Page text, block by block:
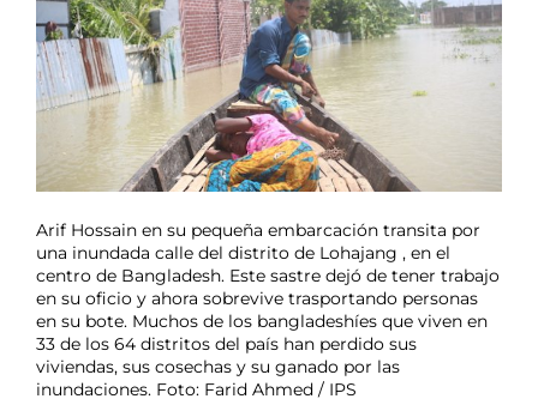
Arif Hossain en su pequeña embarcación transita por
una inundada calle del distrito de Lohajang , en el
centro de Bangladesh. Este sastre dejó de tener trabajo
en su oficio y ahora sobrevive trasportando personas
en su bote. Muchos de los bangladeshíes que viven en
33 de los 64 distritos del país han perdido sus
viviendas, sus cosechas y su ganado por las
inundaciones. Foto: Farid Ahmed / IPS